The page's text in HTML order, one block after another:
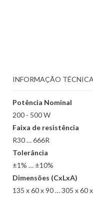
INFORMAÇÃO TÉCNICA
Potência Nominal
200 - 500 W
Faixa de resistência
R30 … 666R
Tolerância
±1% … ±10%
Dimensões (CxLxA)
135 x 60 x 90 … 305 x 60